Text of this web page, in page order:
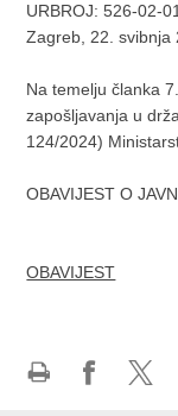
URBROJ: 526-02-
Zagreb, 22. svibnja
Na temelju članka
zapošljavanja u
124/2024)
OBAVIJEST O
OBAVIJEST